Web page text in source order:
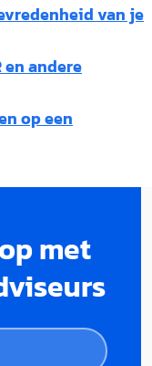
van je
andere
op een
met